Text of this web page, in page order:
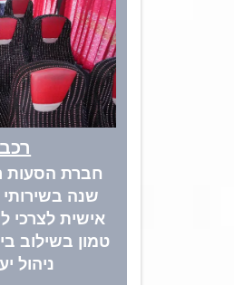
שנה
אישית לצרכי
טמון בשילוב
ניהול